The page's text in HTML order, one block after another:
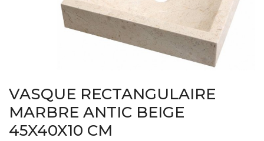
VASQUE RECTANGULAIRE
MARBRE ANTIC BEIGE
45X40X10 CM